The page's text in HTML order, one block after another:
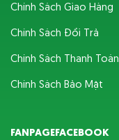
Chính Sách Giao Hàng
Chính Sách Đổi Trả
Chính Sách Thanh Toán
Chính Sách Bảo Mật
FANPAGEFACEBOOK